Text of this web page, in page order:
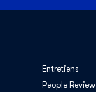
Entretiens
People Review